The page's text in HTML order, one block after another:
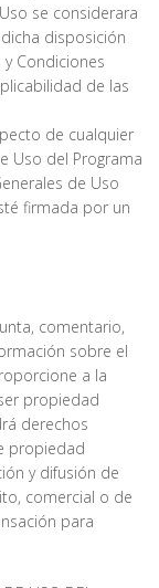
se considerara
disposición
Condiciones
de las
de cualquier
Uso del Programa
de Uso
firmada por un
comentario,
sobre el
a la
propiedad
derechos
propiedad
y difusión de
comercial o de
para